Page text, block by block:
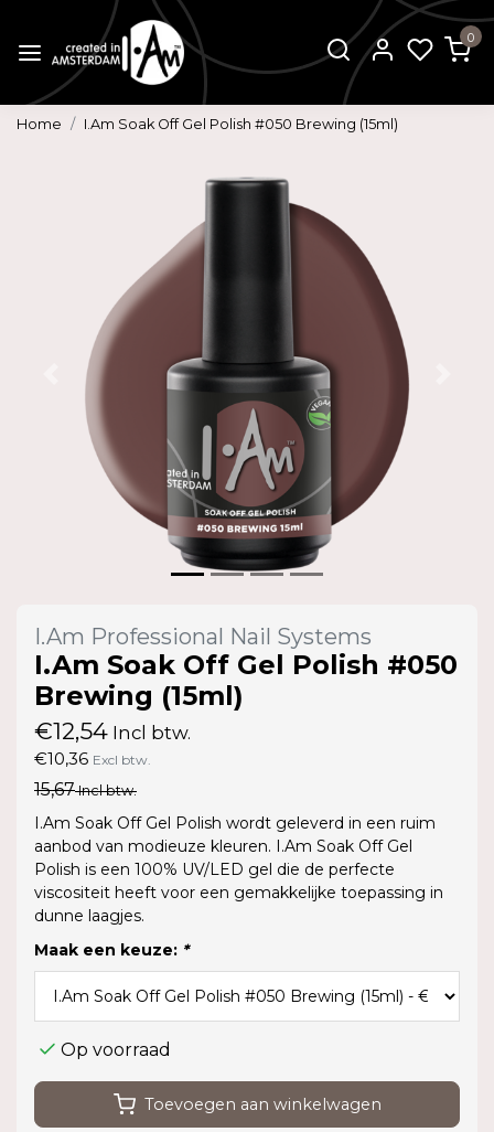
0
Home I.Am Soak Off Gel Polish #050 Brewing (15ml)
Vorige
I.Am Professional Nail Systems
I.Am Soak Off Gel Polish #050
Brewing (15ml)
€12,54 Incl btw.
€10,36 Excl btw.
15,67Incl btw.
I.Am Soak Off Gel Polish wordt geleverd in een ruim
aanbod van modieuze kleuren. I.Am Soak Off Gel
Polish is een 100% UV/LED gel die de perfecte
viscositeit heeft voor een gemakkelijke toepassing in
dunne laagjes.
Maak een keuze: *
Op voorraad
Toevoegen aan winkelwagen